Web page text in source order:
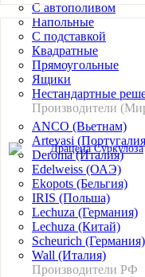
С автополивом
Напольные
С подставкой
Квадратные
Прямоугольные
Ящики
Нестандартные
Производители
ANCO (Вьетнам)
Artevasi
Deroma (Италия)
Edelweiss (ОАЭ)
Ekopots (Бельгия)
IRIS (Польша)
Lechuza (Германия)
Lechuza (Китай)
Scheurich (Германия)
Wall (Италия)
Производители РФ